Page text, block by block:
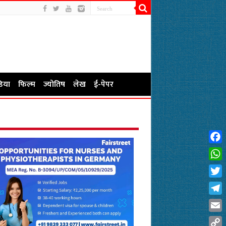
फिल्म ज्योतिष लेख ई-पेपर